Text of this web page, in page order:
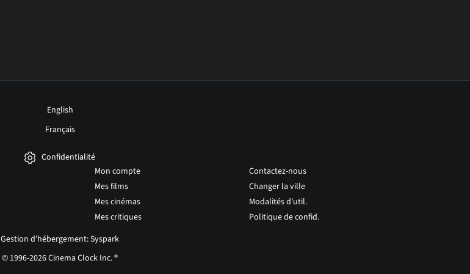
English
Français
Confidentialité
Mon compte
Mes films
Mes cinémas
Mes critiques
Contactez-nous
Changer la ville
Modalités d'util.
Politique de confid.
Gestion d'hébergement: Syspark
© 1996-2026 Cinema Clock Inc. ®